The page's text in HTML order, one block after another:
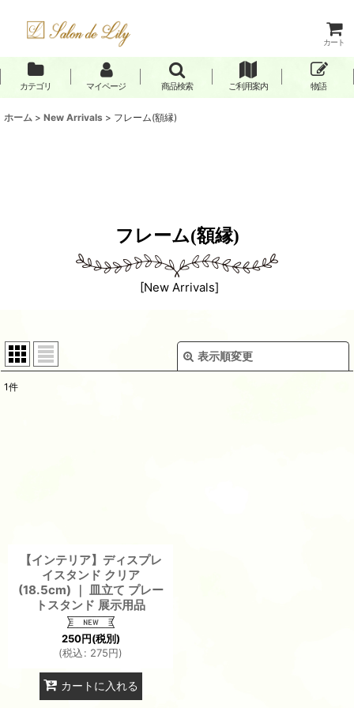
カート
カテゴリ マイページ 商品検索 ご利用案内 物語
ホーム > New Arrivals > フレーム(額縁)
フレーム(額縁)
[New Arrivals]
表示順変更
1件
【インテリア】ディスプレ
イスタンド クリア
(18.5cm) ｜ 皿立て プレー
トスタンド 展示用品
250円(税別)
(税込: 275円)
カートに入れる